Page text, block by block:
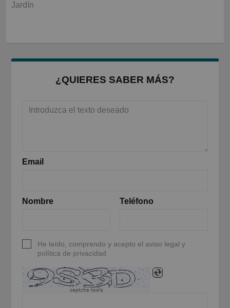
Jardín
¿QUIERES SABER MÁS?
Email
Nombre Teléfono
He leído, comprendo y acepto el aviso legal y
política de privacidad
captcha tools